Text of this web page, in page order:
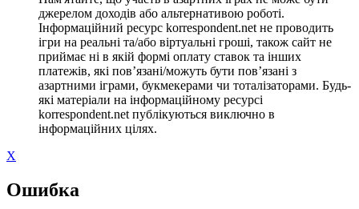
джерелом доходів або альтернативою роботі.
Інформаційний ресурс korrespondent.net не проводить
ігри на реальні та/або віртуальні гроші, також сайт не
приймає ні в якій формі оплату ставок та інших
платежів, які пов’язані/можуть бути пов’язані з
азартними іграми, букмекерами чи тоталізаторами. Будь-
які матеріали на інформаційному ресурсі
korrespondent.net публікуються виключно в
інформаційних цілях.
X
Ошибка